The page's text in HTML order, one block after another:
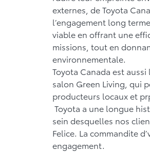
externes, de Toyota
l’engagement long
viable en offrant une
missions, tout en
environnementale.
Toyota Canada est
salon Green Living, qui
producteurs locaux et
Toyota a une longue
sein desquelles nos
Felice. La commandite
engagement.